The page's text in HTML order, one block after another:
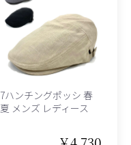
7ハンチングポッシ 春
夏 メンズ レディース